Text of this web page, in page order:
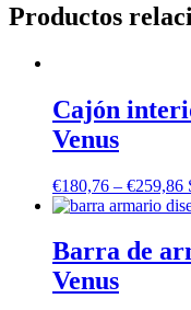
Productos
Cajón
Venus
€180,76 – €259,86
Barra de
Venus